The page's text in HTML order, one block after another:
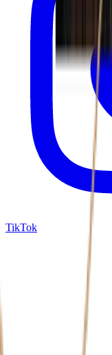
TikTok